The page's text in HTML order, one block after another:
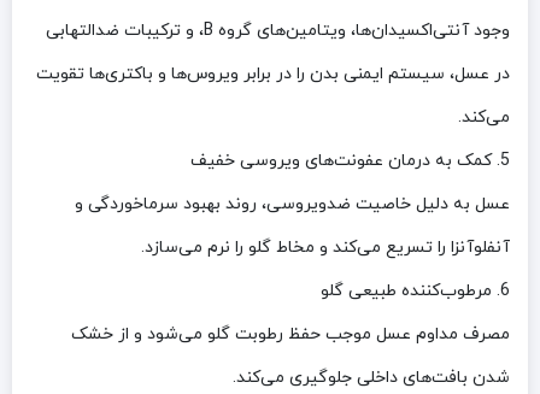
وجود آنتی‌اکسیدان‌ها، ویتامین‌های گروه B، و ترکیبات ضدالتهابی
در عسل، سیستم ایمنی بدن را در برابر ویروس‌ها و باکتری‌ها تقویت
می‌کند.
5. کمک به درمان عفونت‌های ویروسی خفیف
عسل به دلیل خاصیت ضدویروسی، روند بهبود سرماخوردگی و
آنفلوآنزا را تسریع می‌کند و مخاط گلو را نرم می‌سازد.
6. مرطوب‌کننده طبیعی گلو
مصرف مداوم عسل موجب حفظ رطوبت گلو می‌شود و از خشک
شدن بافت‌های داخلی جلوگیری می‌کند.